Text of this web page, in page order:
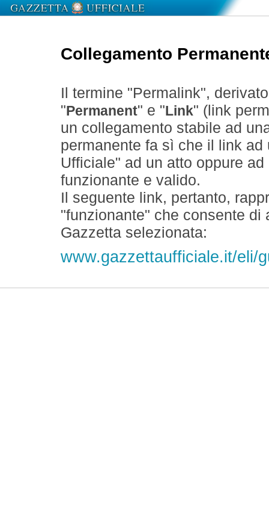
Collegamento
Il termine "Permalink",
" Permanent" e " Link" (link
un collegamento stabile ad
permanente fa sì che il link
Ufficiale" ad un atto oppure
funzionante e valido.
Il seguente link, pertanto,
"funzionante" che consente
Gazzetta selezionata:
www.gazzettaufficiale.it/eli/